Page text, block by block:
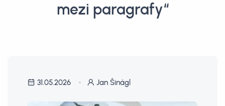
mezi paragrafy“
31.05.2026 Jan Šinágl